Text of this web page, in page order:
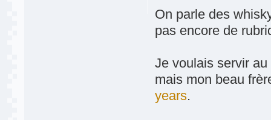
On parle des
pas encore de
Je voulais servir
mais mon beau
years.